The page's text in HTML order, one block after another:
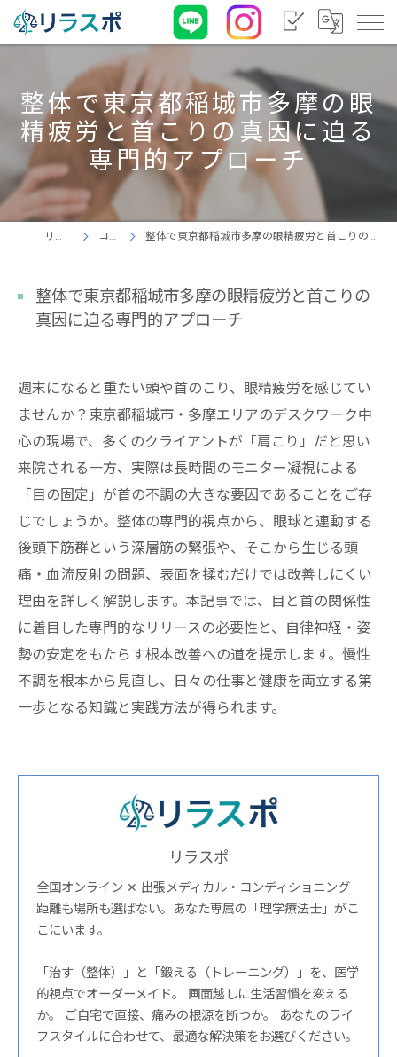
整体で東京都稲城市多摩の眼
精疲労と首こりの真因に迫る
専門的アプローチ
リラスポ コラム 整体で東京都稲城市多摩の眼精疲労と首こりの真因に迫る専門的アプローチ
整体で東京都稲城市多摩の眼精疲労と首こりの
真因に迫る専門的アプローチ
週末になると重たい頭や首のこり、眼精疲労を感じてい
ませんか？東京都稲城市・多摩エリアのデスクワーク中
心の現場で、多くのクライアントが「肩こり」だと思い
来院される一方、実際は長時間のモニター凝視による
「目の固定」が首の不調の大きな要因であることをご存
じでしょうか。整体の専門的視点から、眼球と連動する
後頭下筋群という深層筋の緊張や、そこから生じる頭
痛・血流反射の問題、表面を揉むだけでは改善しにくい
理由を詳しく解説します。本記事では、目と首の関係性
に着目した専門的なリリースの必要性と、自律神経・姿
勢の安定をもたらす根本改善への道を提示します。慢性
不調を根本から見直し、日々の仕事と健康を両立する第
一歩となる知識と実践方法が得られます。
リラスポ
全国オンライン ✕ 出張メディカル・コンディショニング
距離も場所も選ばない。あなた専属の「理学療法士」がこ
こにいます。
「治す（整体）」と「鍛える（トレーニング）」を、医学
的視点でオーダーメイド。 画面越しに生活習慣を変える
か。 ご自宅で直接、痛みの根源を断つか。 あなたのライ
フスタイルに合わせて、最適な解決策をお選びください。